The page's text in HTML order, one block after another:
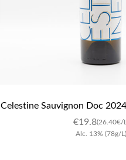
Celestine Sauvignon Doc
€19.8(26.40€/
Alc.
13% (78g/L)